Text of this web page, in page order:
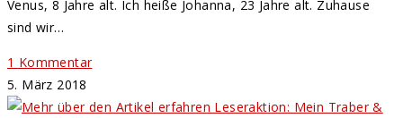
Venus, 8 Jahre alt. Ich heiße Johanna, 23 Jahre alt. Zuhause
sind wir…
1 Kommentar
5. März 2018